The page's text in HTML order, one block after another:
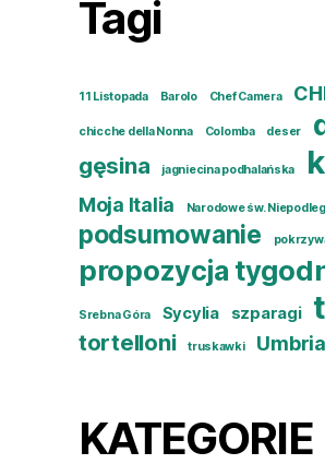
Tagi
11 Listopada Barolo Chef Camera
chicche della Nonna Colomba deser
gęsina jagniecina podhalańska
Moja Italia Narodowe św.
podsumowanie
propozycja
Srebna Góra Sycylia szparagi
tortelloni truskawki Umbria
KATEGORIE